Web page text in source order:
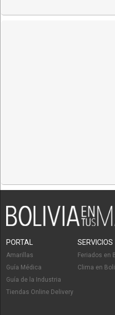
PORTAL
Amarillas
Guía Médica
Guía de la Industria
Tiendas Online Delivery
SERVICIOS
Feriados en
Clima en